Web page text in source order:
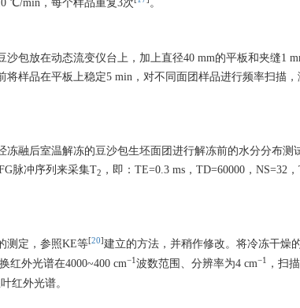
℃/min，每个样品重复3次
。
沙包放在动态流变仪台上，加上直径40 mm的平板和夹缝1
将样品在平板上稳定5 min，对不同面团样品进行频率扫描
冻融后室温解冻的豆沙包生坯面团进行解冻前的水分分布测
脉冲序列来采集T2
，即：TE=0.3 ms，TD=60000，NS=32
测定，参照KE等[20]建立的方法，并稍作修改。将冷冻干燥
红外光谱在4000~400 cm−1 波数范围、分辨率为4 cm−1
，扫
红外光谱。